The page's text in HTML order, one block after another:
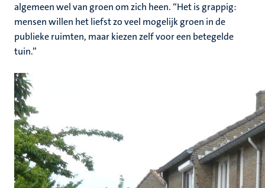
algemeen wel van groen om zich heen. “Het is grappig:
mensen willen het liefst zo veel mogelijk groen in de
publieke ruimten, maar kiezen zelf voor een betegelde
tuin.”